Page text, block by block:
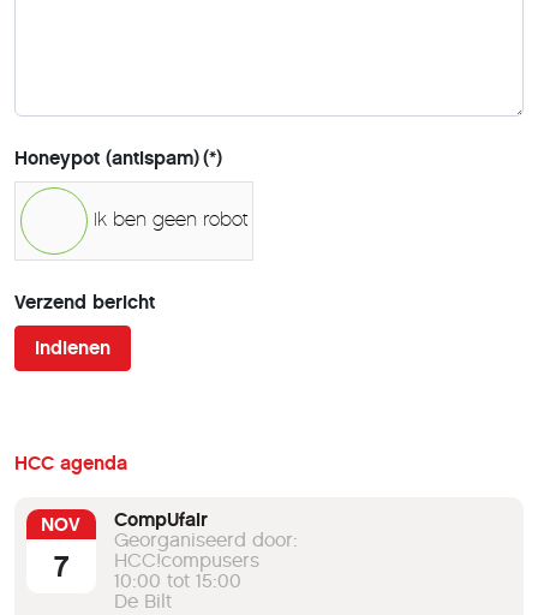
Honeypot (antispam)(*)
Ik ben geen robot
Verzend bericht
Indienen
HCC agenda
NOV
7
CompUfair
Georganiseerd door:
HCC!compusers
10:00 tot 15:00
De Bilt